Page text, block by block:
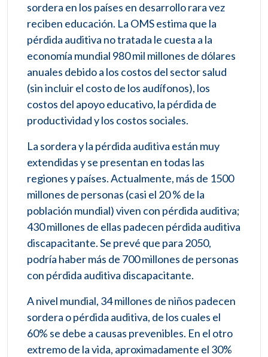
sordera en los países en desarrollo rara vez
reciben educación. La OMS estima que la
pérdida auditiva no tratada le cuesta a la
economía mundial 980 mil millones de dólares
anuales debido a los costos del sector salud
(sin incluir el costo de los audífonos), los
costos del apoyo educativo, la pérdida de
productividad y los costos sociales.
La sordera y la pérdida auditiva están muy
extendidas y se presentan en todas las
regiones y países. Actualmente, más de 1500
millones de personas (casi el 20 % de la
población mundial) viven con pérdida auditiva;
430 millones de ellas padecen pérdida auditiva
discapacitante. Se prevé que para 2050,
podría haber más de 700 millones de personas
con pérdida auditiva discapacitante.
A nivel mundial, 34 millones de niños padecen
sordera o pérdida auditiva, de los cuales el
60% se debe a causas prevenibles. En el otro
extremo de la vida, aproximadamente el 30%